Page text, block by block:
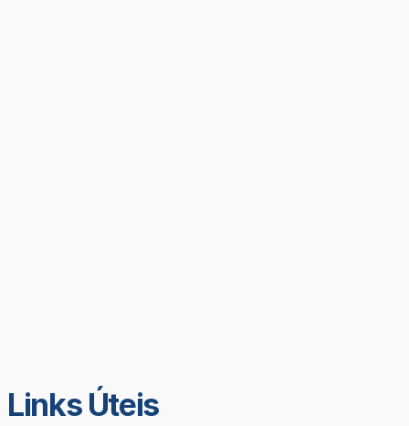
Links Úteis